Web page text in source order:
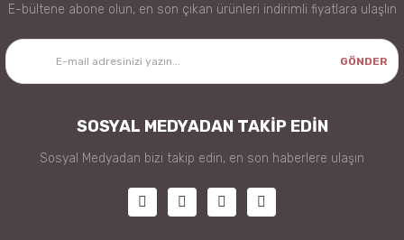
E-bültene abone olun, en son çıkan ürünleri indirimli fiyatlara ulaşlın
GÖNDER
SOSYAL MEDYADAN TAKİP EDİN
Sosyal Medyadan bizi takip edin, en son haberlere ulaşın